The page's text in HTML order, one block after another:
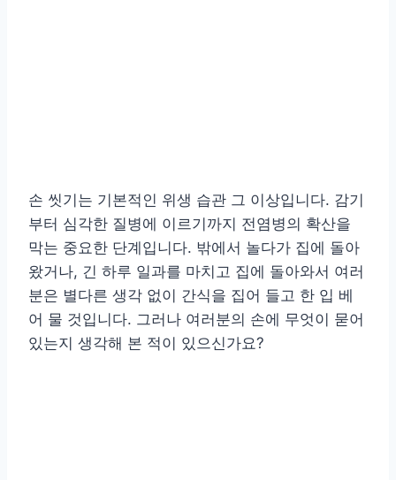
손 씻기는 기본적인 위생 습관 그 이상입니다. 감기
부터 심각한 질병에 이르기까지 전염병의 확산을
막는 중요한 단계입니다. 밖에서 놀다가 집에 돌아
왔거나, 긴 하루 일과를 마치고 집에 돌아와서 여러
분은 별다른 생각 없이 간식을 집어 들고 한 입 베
어 물 것입니다. 그러나 여러분의 손에 무엇이 묻어
있는지 생각해 본 적이 있으신가요?